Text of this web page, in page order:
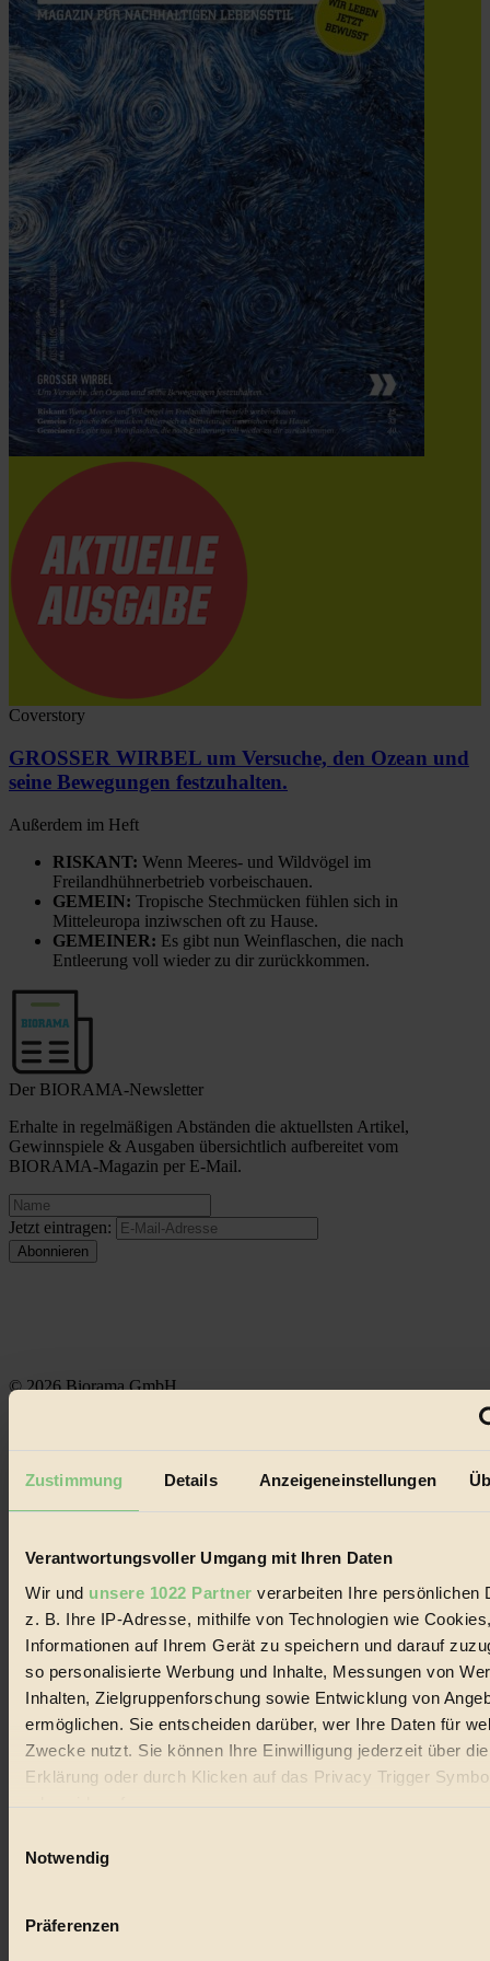
Zustimmung Details Anzeigeneinstellungen
Verantwortungsvoller Umgang mit Ihren Daten
Wir und unsere 1022 Partner verarbeiten Ihre persönlichen
z. B. Ihre IP-Adresse, mithilfe von Technologien wie
Informationen auf Ihrem Gerät zu speichern und darauf
so personalisierte Werbung und Inhalte, Messungen von
Inhalten, Zielgruppenforschung sowie Entwicklung von
ermöglichen. Sie entscheiden darüber, wer Ihre Daten für
Zwecke nutzt. Sie können Ihre Einwilligung jederzeit über
Erklärung oder durch Klicken auf das Privacy Trigger
oder widerrufen
Wenn Sie es erlauben, würden wir auch gerne:
Ihr Gerät durch aktives Scannen nach bestimmten
Notwendig
Präferenzen
Coverstory
GROSSER WIRBEL um Versuche, den Ozean und
seine Bewegungen festzuhalten.
Außerdem im Heft
RISKANT: Wenn Meeres- und Wildvögel im
Freilandhühnerbetrieb vorbeischauen.
GEMEIN: Tropische Stechmücken fühlen sich in
Mitteleuropa inziwschen oft zu Hause.
GEMEINER: Es gibt nun Weinflaschen, die nach
Entleerung voll wieder zu dir zurückkommen.
Der BIORAMA-Newsletter
Erhalte in regelmäßigen Abständen die aktuellsten Artikel,
Gewinnspiele & Ausgaben übersichtlich aufbereitet vom
BIORAMA-Magazin per E-Mail.
Jetzt eintragen:
© 2026 Biorama GmbH
Handels mit Bioprodukten, des Fair-Trade sowie der Branche
Social Media
22.601 Fans auf Facebook
3.415 Follower auf Twitter
Folge uns auf Instagram
Themen
Bio
Vegan